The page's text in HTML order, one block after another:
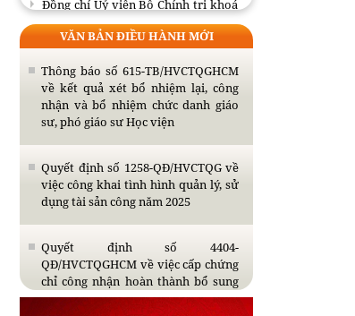
XIII, Chủ tịch Hội đồng Lý luận
Trung ương tiếp Trưởng đại diện
Viện FES tại Việt Nam
Bế giảng Lớp tập huấn giáo trình
Cao cấp lý luận chính trị và mô hình
đồng kiến tạo tri thức, giá trị mới
Thông báo tổ chức bảo vệ luận án
tiến sĩ cho Nghiên cứu sinh Nguyễn
Thị Thùy Giao
VĂN BẢN ĐIỀU HÀNH MỚI
Thông báo số 615-TB/HVCTQGHCM
về kết quả xét bổ nhiệm lại, công
nhận và bổ nhiệm chức danh giáo
sư, phó giáo sư Học viện
Quyết định số 1258-QĐ/HVCTQG về
việc công khai tình hình quản lý, sử
dụng tài sản công năm 2025
Quyết định số 4404-
QĐ/HVCTQGHCM về việc cấp chứng
chỉ công nhận hoàn thành bổ sung
kiến thức dự tuyển đào tạo trình độ